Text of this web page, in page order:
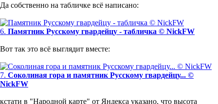
Да собственно на табличке всё написано:
6. Памятник Русскому гвардейцу - табличка © NickFW
Вот так это всё выглядит вместе:
7. Соколиная гора и памятник Русскому гвардейцу... ©
NickFW
кстати в "Народной карте" от Яндекса указано, что высота